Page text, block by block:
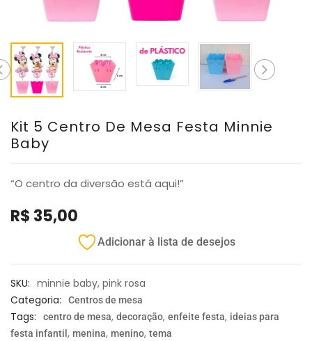
Kit 5 Centro De Mesa Festa Minnie
Baby
“O centro da diversão está aqui!”
R$ 35,00
Adicionar à lista de desejos
SKU: minnie baby, pink rosa
Categoria:
Centros de mesa
Tags: centro de mesa, decoração, enfeite festa, ideias para
festa infantil , menina, menino, tema